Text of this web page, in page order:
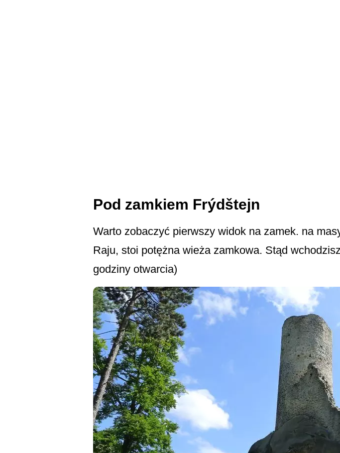
Pod zamkiem Frýdštejn
Warto zobaczyć pierwszy widok na zamek. na
Raju, stoi potężna wieża zamkowa. Stąd
godziny otwarcia)